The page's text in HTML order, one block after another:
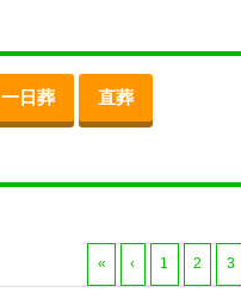
一日葬 直葬
« ‹ 1 2 3